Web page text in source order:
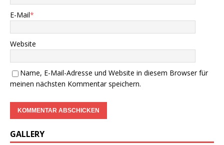
E-Mail*
Website
Name, E-Mail-Adresse und Website in diesem Browser für
meinen nächsten Kommentar speichern.
GALLERY